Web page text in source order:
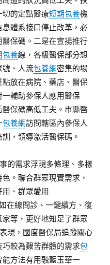
切的定點醫療短期包養機
體系接口停止改革，必
醫保碼。二是在宣揚推行
包養線，各級醫保部分想
號、人流包養網密集的場
放在病院、藥店、醫保
輔助參保人應用醫保
保碼高低工夫。市縣醫
包養網訪問轄區內參保人
，領導激活醫保碼。
的需求浮現多條理、多樣
。聯合群眾現實需求，
、群眾愛用
在線問診、一鍵續方、復
等，更好地知足了群眾
現，國度醫保局追蹤關心
較為艱苦群體的需求包
能方法有用融藍玉華一